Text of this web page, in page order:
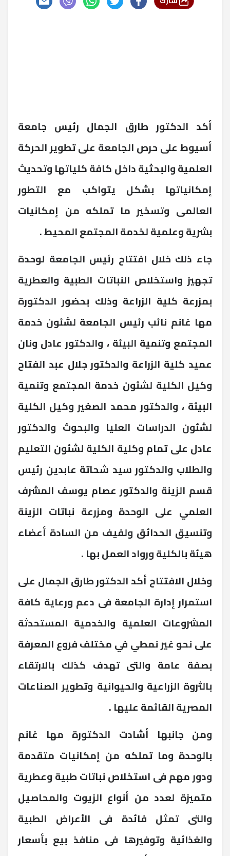
أكد الدكتور طارق الجمال رئيس جامعة
أسيوط على حرص الجامعة على تطوير الحركة
العلمية والبحثية داخل كافة كلياتها وتحديث
إمكانياتها بشكل يتواكب مع التطور
العالمى وتسخير ما تملكه من إمكانيات
بشرية وعلمية لخدمة المجتمع المحيط .
جاء ذلك خلال افتتاح رئيس الجامعة لوحدة
تجهيز واستخلاص النباتات الطبية والعطرية
بمزرعة كلية الزراعة وذلك بحضور الدكتورة
مها غانم نائب رئيس الجامعة لشئون خدمة
المجتمع وتنمية البيئة ، والدكتور عادل ونان
عميد كلية الزراعة والدكتور جلال عبد الفتاح
وكيل الكلية لشئون خدمة المجتمع وتنمية
البيئة ، والدكتور محمد الصغير وكيل الكلية
لشئون الدراسات العليا والبحوث والدكتور
عادل على تمام وكلية الكلية لشئون التعليم
والطلاب والدكتور سيد شحاتة عابدين رئيس
قسم الزينة والدكتور عصام يوسف المشرف
العلمي على الوحدة ومزرعة نباتات الزينة
وتنسيق الحدائق ولفيف من السادة أعضاء
هيئة بالكلية ورواد العمل بها .
وخلال الافتتاح أكد الدكتور طارق الجمال على
استمرار إدارة الجامعة فى دعم ورعاية كافة
المشروعات العلمية والخدمية المستحدثة
على نحو غير نمطي في مختلف فروع المعرفة
بصفة عامة والتى تهدف كذلك بالارتقاء
بالثروة الزراعية والحيوانية وتطوير الصناعات
المصرية القائمة عليها .
ومن جانبها أشادت الدكتورة مها غانم
بالوحدة وما تملكه من إمكانيات متقدمة
ودور مهم فى استخلاص نباتات طبية وعطرية
متميزة لعدد من أنواع الزيوت والمحاصيل
والتى تمثل فائدة فى الأعراض الطبية
والغذائية وتوفيرها فى منافذ بيع بأسعار